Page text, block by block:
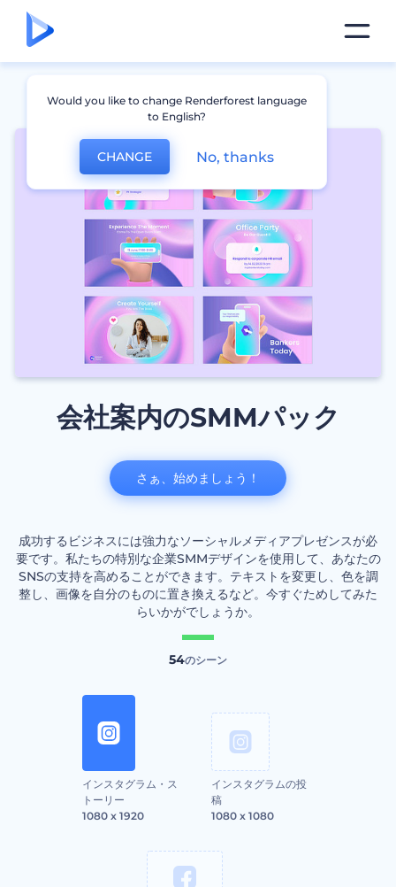
会社案内のSMMパック
成功するビジネスには強力なソーシャルメディアプレゼンスが必
要です。私たちの特別な企業SMMデザインを使用して、あなたの
SNSの支持を高めることができます。テキストを変更し、色を調
整し、画像を自分のものに置き換えるなど。今すぐためしてみた
らいかがでしょうか。
54のシーン
インスタグラム・ス
トーリー
1080 x 1920
インスタグラムの投
稿
1080 x 1080
さぁ、始めましょう！
Would you like to change Renderforest language
to English?
CHANGE No, thanks